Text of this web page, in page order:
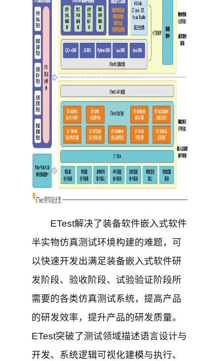
ETest解决了装备软件嵌入式软件
半实物仿真测试环境构建的难题，可
以快速开发出满足装备嵌入式软件研
发阶段、验收阶段、试验验证阶段所
需要的各类仿真测试系统，提高产品
的研发效率，提升产品的研发质量。
ETest突破了测试领域描述语言设计与
开发、系统逻辑可视化建模与执行、